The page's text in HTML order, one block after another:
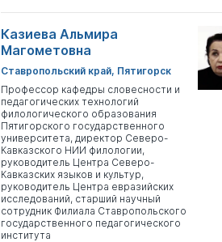
Казиева Альмира
Магометовна
Ставропольский край, Пятигорск
Профессор кафедры словесности и
педагогических технологий
филологического образования
Пятигорского государственного
университета, директор Северо-
Кавказского НИИ филологии,
руководитель Центра Северо-
Кавказских языков и культур,
руководитель Центра евразийских
исследований, старший научный
сотрудник Филиала Ставропольского
государственного педагогического
института